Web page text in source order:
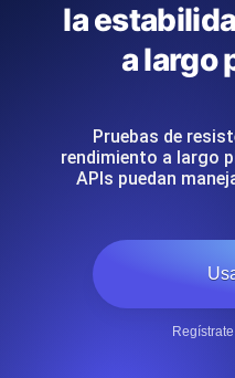
la
a largo
Pruebas de
rendimiento a largo
APIs puedan